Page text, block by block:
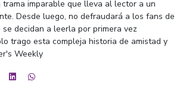
imparable que lleva al lector a un
Desde luego, no defraudará a los fans de
se decidan a leerla por primera vez
trago esta compleja historia de amistad y
Weekly